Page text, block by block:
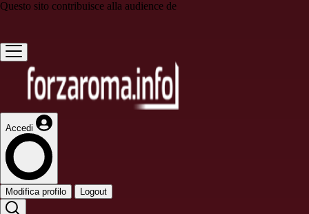
Questo sito contribuisce alla audience de
Accedi
Modifica profilo Logout